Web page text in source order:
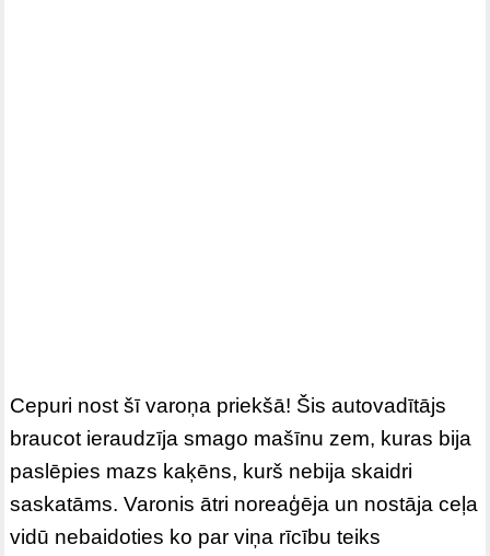
Cepuri nost šī varoņa priekšā! Šis autovadītājs
braucot ieraudzīja smago mašīnu zem, kuras bija
paslēpies mazs kaķēns, kurš nebija skaidri
saskatāms. Varonis ātri noreaģēja un nostāja ceļa
vidū nebaidoties ko par viņa rīcību teiks